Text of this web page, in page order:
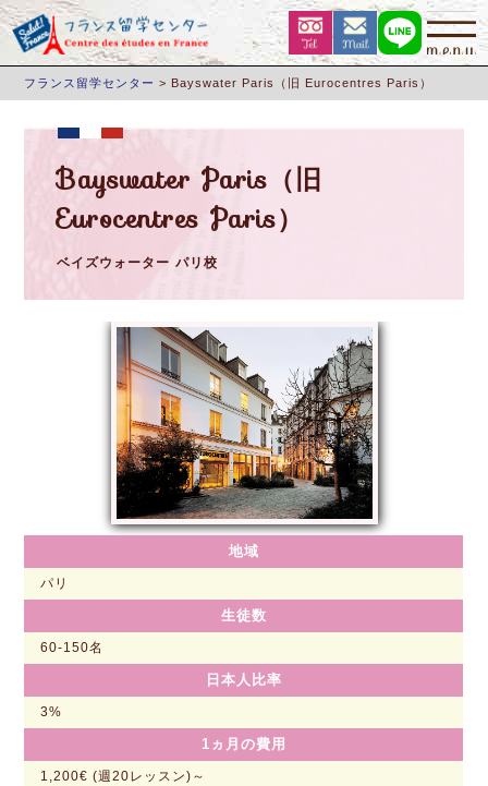
フランス留学センター > Bayswater Paris（旧 Eurocentres Paris）
Bayswater Paris（旧
Eurocentres Paris）
ベイズウォーター パリ校
地域
パリ
生徒数
60-150名
日本人比率
3%
1ヵ月の費用
1,200€ (週20レッスン)～